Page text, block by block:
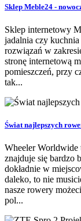
Sklep Meble24 -
Sklep internetowy
jadalnia czy
rozwiązań w
stronę internetową
pomieszczeń, przy
tak...
Świat najlepszych
Wheeler Worldwide
znajduje się bardzo
dokładnie w
daleko, to nie
nasze rowery
pol...